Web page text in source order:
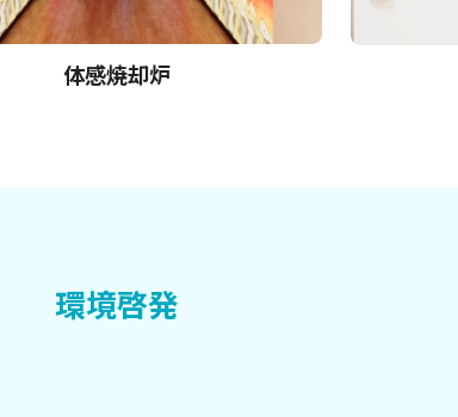
体感焼却炉
環境啓発